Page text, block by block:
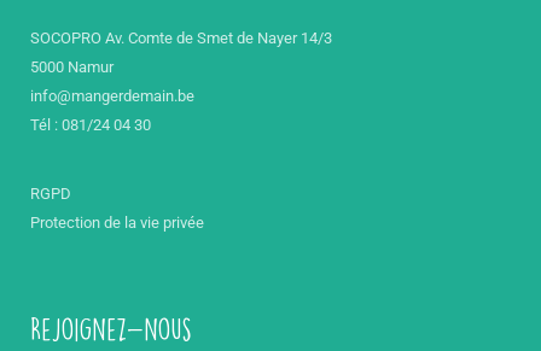
SOCOPRO Av. Comte de Smet de Nayer 14/3
5000 Namur
info@mangerdemain.be
Tél : 081/24 04 30
RGPD
Protection de la vie privée
Rejoignez-nous